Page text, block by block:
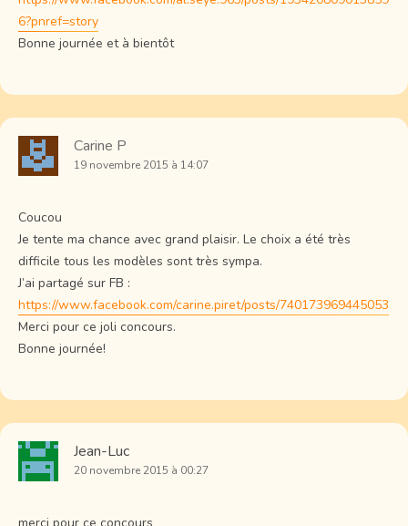
6?pnref=story
Bonne journée et à bientôt
Carine P
19 novembre 2015 à 14:07
Coucou
Je tente ma chance avec grand plaisir. Le choix a été très
difficile tous les modèles sont très sympa.
J’ai partagé sur FB :
https://www.facebook.com/carine.piret/posts/740173969445053
Merci pour ce joli concours.
Bonne journée!
Jean-Luc
20 novembre 2015 à 00:27